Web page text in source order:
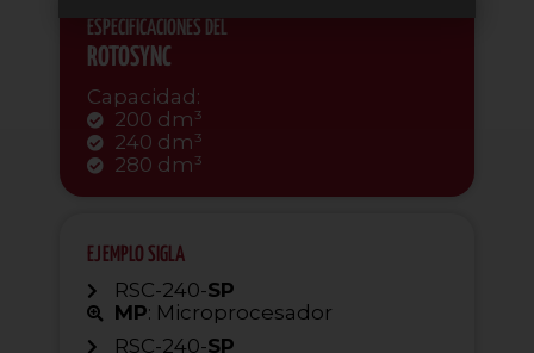
ESPECIFICACIONES DEL
ROTOSYNC
Capacidad:
200 dm³
240 dm³
280 dm³
EJEMPLO SIGLA
RSC-240-SP
MP: Microprocesador
RSC-240-SP